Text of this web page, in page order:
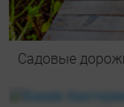
Садовые